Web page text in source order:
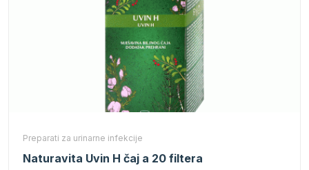
Preparati za urinarne infekcije
Naturavita Uvin H čaj a 20 filtera